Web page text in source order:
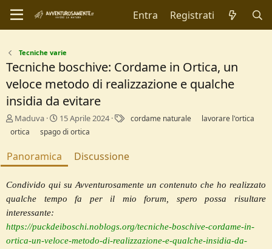
Entra Registrati
Tecniche varie
Tecniche boschive: Cordame in Ortica, un
veloce metodo di realizzazione e qualche
insidia da evitare
A
u
r
Maduva
C
r
t
o
d
t
e
15 Aprile 2024 cordame naturale
lavorare l'ortica
ortica
spago di ortica
Panoramica Discussione
Condivido qui su Avventurosamente un contenuto che ho realizzato
qualche tempo fa per il mio forum, spero possa risultare
interessante:
https://puckdeiboschi.noblogs.org/tecniche-boschive-cordame-in-
ortica-un-veloce-metodo-di-realizzazione-e-qualche-insidia-da-